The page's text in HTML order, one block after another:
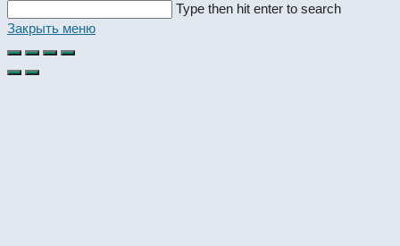
this
website
Type then hit enter to search
Закрыть меню